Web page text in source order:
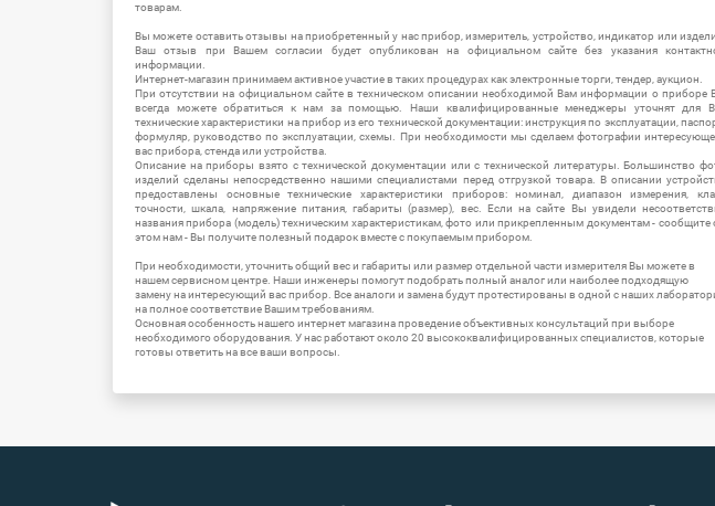
товарам.
Вы можете оставить отзывы на приобретенный у нас прибор, измеритель, устройство, индикатор или
Ваш отзыв при Вашем согласии будет опубликован на официальном сайте без указания
информации.
Интернет-магазин принимаем активное участие в таких процедурах как электронные торги, тендер, аукцион.
При отсутствии на официальном сайте в техническом описании необходимой Вам информации о приборе
всегда можете обратиться к нам за помощью. Наши квалифицированные менеджеры уточнят для
технические характеристики на прибор из его технической документации: инструкция по эксплуатации,
формуляр, руководство по эксплуатации, схемы. При необходимости мы сделаем фотографии
вас прибора, стенда или устройства.
Описание на приборы взято с технической документации или с технической литературы. Большинство
изделий сделаны непосредственно нашими специалистами перед отгрузкой товара. В описании
предоставлены основные технические характеристики приборов: номинал, диапазон измерения,
точности, шкала, напряжение питания, габариты (размер), вес. Если на сайте Вы увидели
названия прибора (модель) техническим характеристикам, фото или прикрепленным документам - сообщите
этом нам - Вы получите полезный подарок вместе с покупаемым прибором.
При необходимости, уточнить общий вес и габариты или размер отдельной части измерителя Вы можете в
нашем сервисном центре. Наши инженеры помогут подобрать полный аналог или наиболее подходящую
замену на интересующий вас прибор. Все аналоги и замена будут протестированы в одной с наших
на полное соответствие Вашим требованиям.
Основная особенность нашего интернет магазина проведение объективных консультаций при выборе
необходимого оборудования. У нас работают около 20 высококвалифицированных специалистов, которые
готовы ответить на все ваши вопросы.